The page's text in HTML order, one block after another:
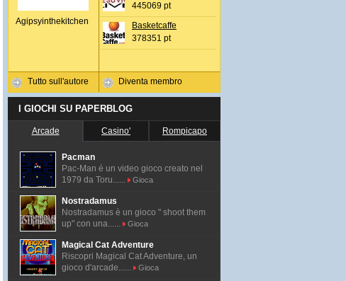
Agipsyinthekitchen
Tutto sull'autore
445069 pt
Basketcaffe
378351 pt
Diventa membro
I GIOCHI SU PAPERBLOG
Arcade Casino' Rompicapo
Pacman
Pac-Man é un video gioco creato nel
1979 da Toru......
Gioca
Nostradamus
Nostradamus è un gioco " shoot them
up" con una......
Gioca
Magical Cat Adventure
Riscopri Magical Cat Adventure, un
gioco d'arcade......
Gioca